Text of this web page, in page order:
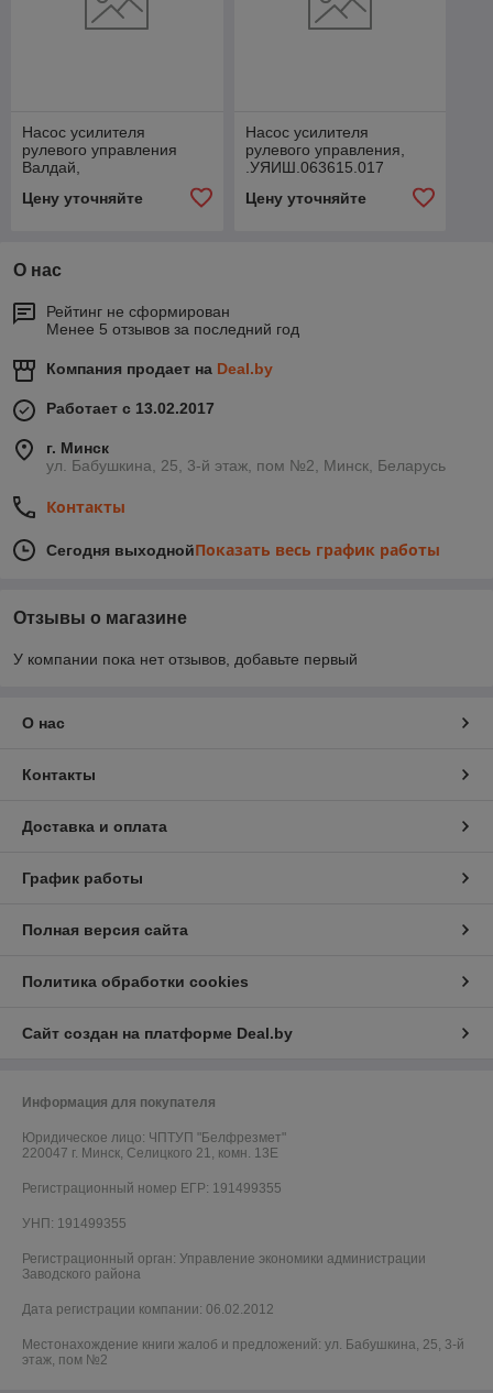
Насос усилителя
рулевого управления
Валдай,
Цену уточняйте
Насос усилителя
рулевого управления,
.УЯИШ.063615.017
Цену уточняйте
О нас
Рейтинг не сформирован
Менее 5 отзывов за последний год
Компания продает на Deal.by
Работает с 13.02.2017
г. Минск
ул. Бабушкина, 25, 3-й этаж, пом №2, Минск, Беларусь
Контакты
Сегодня выходнойПоказать весь график работы
Отзывы о магазине
У компании пока нет отзывов, добавьте первый
О нас
Контакты
Доставка и оплата
График работы
Полная версия сайта
Политика обработки cookies
Сайт создан на платформе Deal.by
Информация для покупателя
Юридическое лицо: ЧПТУП "Белфрезмет"
220047 г. Минск, Селицкого 21, комн. 13Е
Регистрационный номер ЕГР: 191499355
УНП: 191499355
Регистрационный орган: Управление экономики администрации
Заводского района
Дата регистрации компании: 06.02.2012
Местонахождение книги жалоб и предложений: ул. Бабушкина, 25, 3-й
этаж, пом №2